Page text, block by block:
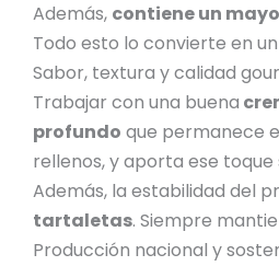
Además, contiene un
Todo esto lo convierte en
Sabor, textura y calidad
Trabajar con una buena
profundo que permanece
rellenos, y aporta ese
Además, la estabilidad del
tartaletas. Siempre
Producción nacional y